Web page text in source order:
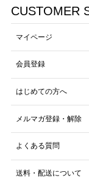
CUSTOMER
マイページ
会員登録
はじめての方へ
メルマガ登録・解除
よくある質問
送料・配送について